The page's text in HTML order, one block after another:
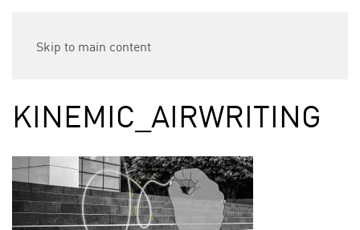
Skip to main content
KINEMIC_AIRWRITING